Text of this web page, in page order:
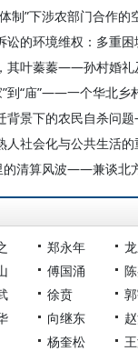
制”下涉农部门合作的
讼的环境维权：多重
”到“庙”——一个华北乡
背景下的农民自杀问
人社会化与公共生活的
郑永年
傅国涌
徐贲
向继东
杨奎松